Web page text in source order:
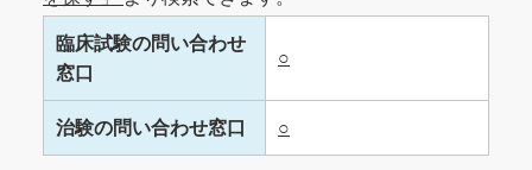
臨床試験の問い合わせ
窓口
○
治験の問い合わせ窓口 ○